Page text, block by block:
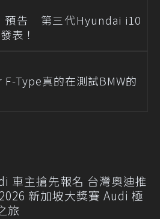
預告 第三代Hyundai i10
表！
Type真的在測試BMW的
車主搶先報名 台灣奧迪推
新加坡大獎賽 Audi 極
旅